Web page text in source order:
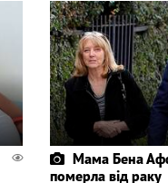
Мама Бена
померла від раку